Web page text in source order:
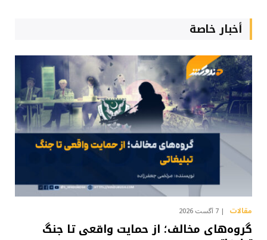
أخبار خاصة
مقالات 7 آگست 2026
گروه‌های مخالف؛ از حمایت واقعی تا جنگ